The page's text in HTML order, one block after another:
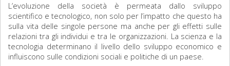
L’evoluzione della società è permeata dallo sviluppo
scientifico e tecnologico, non solo per l’impatto che questo ha
sulla vita delle singole persone ma anche per gli effetti sulle
relazioni tra gli individui e tra le organizzazioni. La scienza e la
tecnologia determinano il livello dello sviluppo economico e
influiscono sulle condizioni sociali e politiche di un paese.